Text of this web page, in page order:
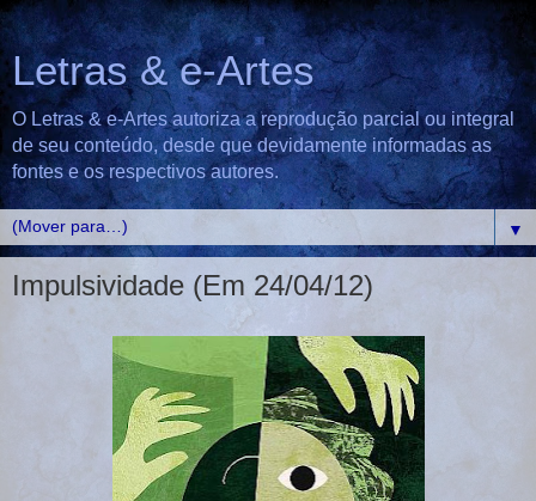
Letras & e-Artes
O Letras & e-Artes autoriza a reprodução parcial ou integral
de seu conteúdo, desde que devidamente informadas as
fontes e os respectivos autores.
▼
Impulsividade (Em 24/04/12)